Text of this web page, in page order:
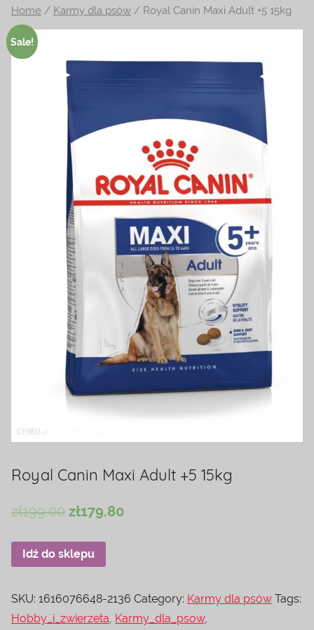
na
temat
terrarystyki
akwarystyki.
Zapraszamy!
Home / Karmy dla psów / Royal Canin Maxi Adult +5 15kg
Sale!
Royal Canin Maxi Adult +5 15kg
zł199.00 zł179.80
Idź do sklepu
SKU: 1616076648-2136 Category: Karmy dla psów Tags:
Hobby_i_zwierzeta, Karmy_dla_psow,